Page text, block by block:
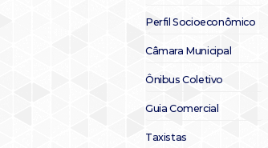
Perfil Socioeconômico
Câmara Municipal
Ônibus Coletivo
Guia Comercial
Taxistas